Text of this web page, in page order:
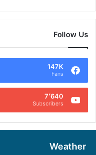
Follow Us
147K
Fans
7٬640
Subscribers
Weather